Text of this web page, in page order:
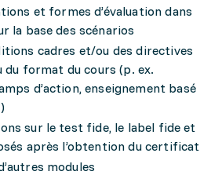
et formes d’évaluation dans
la base des scénarios
cadres et/ou des directives
du format du cours (p. ex.
d’action, enseignement basé
sur le test fide, le label fide et
après l’obtention du certificat
modules